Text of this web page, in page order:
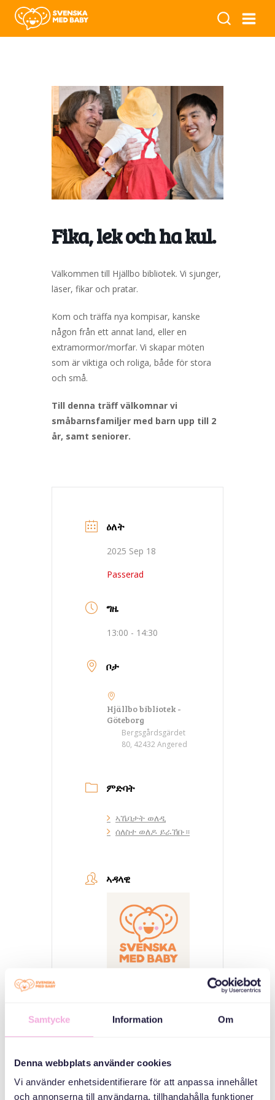
Samtycke Information Om
Denna webbplats använder cookies
Vi använder enhetsidentifierare för att anpassa innehållet
och annonserna till användarna, tillhandahålla funktioner
Fika, lek och ha kul.
Välkommen till Hjällbo bibliotek. Vi sjunger,
läser, fikar och pratar.
Kom och träffa nya kompisar, kanske
någon från ett annat land, eller en
extramormor/morfar. Vi skapar möten
som är viktiga och roliga, både för stora
och små.
Till denna träff välkomnar vi
småbarnsfamiljer med barn upp till 2
år, samt seniorer.
ዕለት
2025 Sep 18
Passerad
ግዜ
13:00 - 14:30
ቦታ
Hjällbo bibliotek -
Göteborg
Bergsgårdsgärdet
80, 42432 Angered
ምድባት
ኣኼባታት ወለዲ
ሰለስተ ወለዶ ይራኸቡ።
ኣዳላዊ
ኢመይል
ተሓባበርቲ ኣዳለውቲ